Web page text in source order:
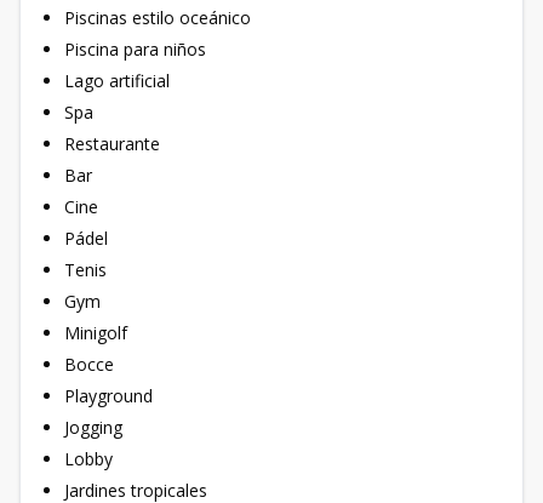
Piscinas estilo oceánico
Piscina para niños
Lago artificial
Spa
Restaurante
Bar
Cine
Pádel
Tenis
Gym
Minigolf
Bocce
Playground
Jogging
Lobby
Jardines tropicales